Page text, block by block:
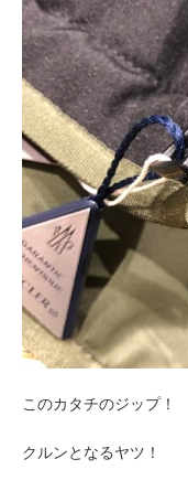
このカタチのジップ！
クルンとなるヤツ！